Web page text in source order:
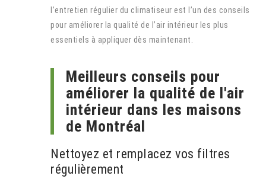
l’entretien régulier du climatiseur est l’un des conseils
pour améliorer la qualité de l’air intérieur les plus
essentiels à appliquer dès maintenant.
Meilleurs conseils pour
améliorer la qualité de l'air
intérieur dans les maisons
de Montréal
Nettoyez et remplacez vos filtres
régulièrement